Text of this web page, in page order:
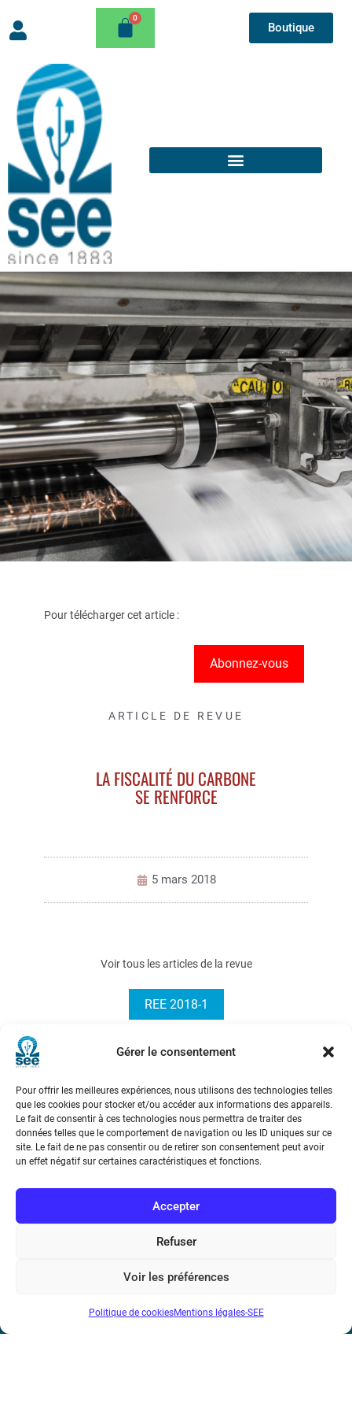
Gérer le consentement
Pour offrir les meilleures expériences, nous utilisons des technologies telles
que les cookies pour stocker et/ou accéder aux informations des appareils.
Le fait de consentir à ces technologies nous permettra de traiter des
données telles que le comportement de navigation ou les ID uniques sur ce
site. Le fait de ne pas consentir ou de retirer son consentement peut avoir
un effet négatif sur certaines caractéristiques et fonctions.
Accepter
Refuser
Voir les préférences
Politique de cookiesMentions légales-SEE
Boutique
Pour télécharger cet article :
Abonnez-vous
ARTICLE DE REVUE
LA FISCALITÉ DU CARBONE
SE RENFORCE
5 mars 2018
Voir tous les articles de la revue
REE 2018-1
Société de l’Electricité, de l’Electronique et des Technologies
de l’Information et de la Communication
17 rue de l’Amiral Hamelin
Métro : « Boissière » Ligne 6 et « Iéna » Ligne 9
Téléphone : (+33) 1 56 90 37 17
N° de SIREN : 785 393 232, Code APE : 9412Z TVA intra-